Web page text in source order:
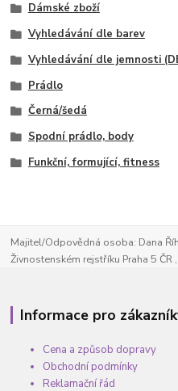
Dámské zboží
Vyhledávání dle barev
Vyhledávání dle jemnosti
Prádlo
Černá/šedá
Spodní prádlo, body
Funkční, formující, fitness
Majitel/Odpovědná osoba: Dana
Živnostenském rejstříku Praha 5 ČR
Informace pro
Cena a způsob dopravy
Obchodní podmínky
Reklamační řád